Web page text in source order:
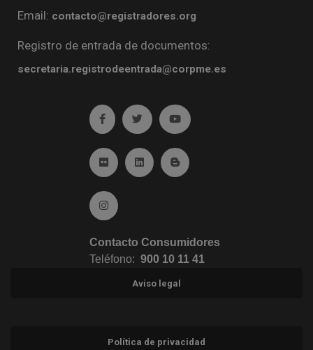
Email: contacto@registradores.org
Registro de entrada de documentos:
secretaria.registrodeentrada@corpme.es
Ir a facebook (abre en ventana nueva)
Ir a twitter (abre en ventana nueva)
Ir a YouTube (abre en
Ir a Flickr (abre en ventana nueva)
Ir a Linkedin (abre en ventana nueva)
Ir al Blog (abre en ventana
Ir a Instagram (abre en ventana nueva)
Contacto Consumidores
Teléfono: 900 10 11 41
Aviso legal
Política de privacidad